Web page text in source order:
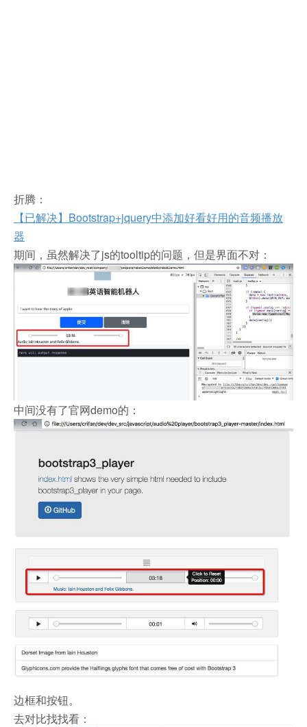
折腾：
【已解决】Bootstrap+jquery中添加好看好用的音频播放
器
期间，虽然解决了js的tooltip的问题，但是界面不对：
中间没有了官网demo的：
边框和按钮。
去对比找找看：